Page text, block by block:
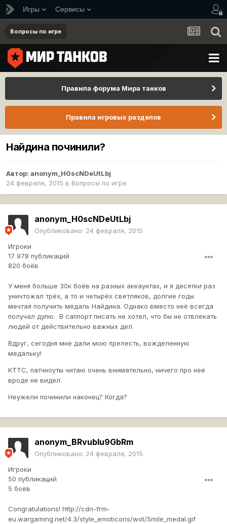
Игры Сервисы
Вопросы по игре
Правила форума Мира танков
Правила игровых разделов
Найдина починили?
Автор: anonym_H0scNDeUtLbj
24 февраля, 2015 в Вопросы по игре
anonym_H0scNDeUtLbj
Опубликовано: 24 февраля, 2015
Игроки
17 978 публикаций
820 боёв
У меня больше 30к боёв на разных аккаунтах, и я десятки раз
уничтожал трёх, а то и четырёх светляков, долгие годы
мечтая получить медаль Найдина. Однако вместо неё всегда
получал дулю. В саппорт писать не хотел, что бы не отвлекать
людей от действительно важных дел.
Вдруг, сегодня мне дали мою прелесть, вожделенную
медальку!
КТТС, патчноуты читаю очень внимательно, ничего про неё
вроде не видел.
Неужели починили наконец? Когда?
anonym_BRvubIu9GbRm
Опубликовано: 24 февраля, 2015
Игроки
50 публикаций
5 боёв
Congratulations! http://cdn-frm-
eu.wargaming.net/4.3/style_emoticons/wot/Smile_medal.gif